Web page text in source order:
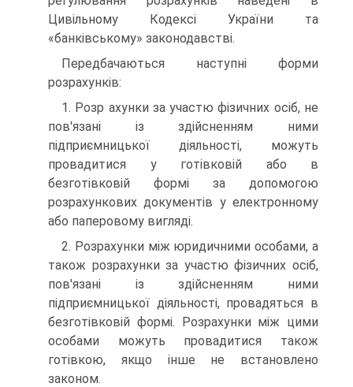
Цивільному Кодексі України та
«банківському» законодавстві.
Передбачаються наступні форми
розрахунків:
1. Розр ахунки за участю фізичних осіб, не
пов'язані із здійсненням ними
підприємницької діяльності, можуть
провадитися у готівковій або в
безготівковій формі за допомогою
розрахункових документів у електронному
або паперовому вигляді.
2. Розрахунки між юридичними особами, а
також розрахунки за участю фізичних осіб,
пов'язані із здійсненням ними
підприємницької діяльності, провадяться в
безготівковій формі. Розрахунки між цими
особами можуть провадитися також
готівкою, якщо інше не встановлено
законом.